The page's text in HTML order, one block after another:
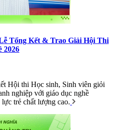
Tổng Kết & Trao Giải Hội Thi
2026
Hội thi Học sinh, Sinh viên giỏi
nghiệp với giáo dục nghề
trẻ chất lượng cao.